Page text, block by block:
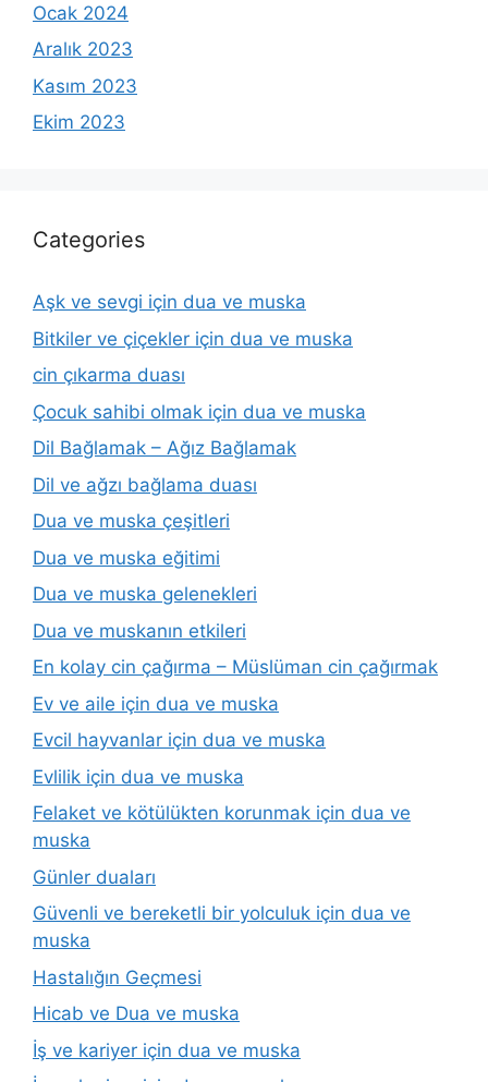
Ocak 2024
Aralık 2023
Kasım 2023
Ekim 2023
Categories
Aşk ve sevgi için dua ve muska
Bitkiler ve çiçekler için dua ve muska
cin çıkarma duası
Çocuk sahibi olmak için dua ve muska
Dil Bağlamak – Ağız Bağlamak
Dil ve ağzı bağlama duası
Dua ve muska çeşitleri
Dua ve muska eğitimi
Dua ve muska gelenekleri
Dua ve muskanın etkileri
En kolay cin çağırma – Müslüman cin çağırmak
Ev ve aile için dua ve muska
Evcil hayvanlar için dua ve muska
Evlilik için dua ve muska
Felaket ve kötülükten korunmak için dua ve
muska
Günler duaları
Güvenli ve bereketli bir yolculuk için dua ve
muska
Hastalığın Geçmesi
Hicab ve Dua ve muska
İş ve kariyer için dua ve muska